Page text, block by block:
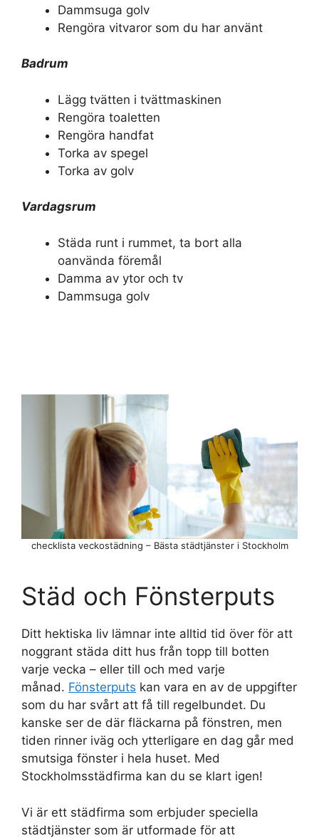
Dammsuga golv
Rengöra vitvaror som du har använt
Badrum
Lägg tvätten i tvättmaskinen
Rengöra toaletten
Rengöra handfat
Torka av spegel
Torka av golv
Vardagsrum
Städa runt i rummet, ta bort alla
oanvända föremål
Damma av ytor och tv
Dammsuga golv
checklista veckostädning – Bästa städtjänster i Stockholm
Städ och Fönsterputs
Ditt hektiska liv lämnar inte alltid tid över för att
noggrant städa ditt hus från topp till botten
varje vecka – eller till och med varje
månad. Fönsterputs kan vara en av de uppgifter
som du har svårt att få till regelbundet. Du
kanske ser de där fläckarna på fönstren, men
tiden rinner iväg och ytterligare en dag går med
smutsiga fönster i hela huset. Med
Stockholmsstädfirma kan du se klart igen!
Vi är ett städfirma som erbjuder speciella
städtjänster som är utformade för att